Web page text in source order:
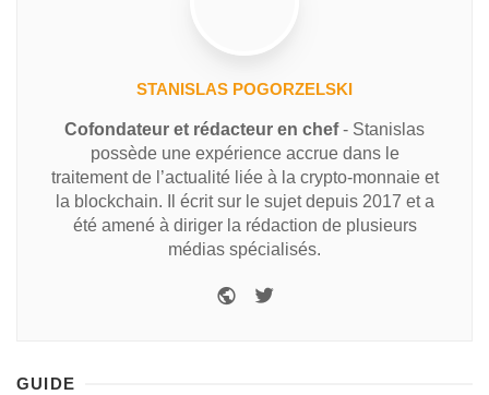
STANISLAS POGORZELSKI
Cofondateur et rédacteur en chef- Stanislas
possède une expérience accrue dans le
traitement de l’actualité liée à la crypto-monnaie et
la blockchain. Il écrit sur le sujet depuis 2017 et a
été amené à diriger la rédaction de plusieurs
médias spécialisés.
GUIDE